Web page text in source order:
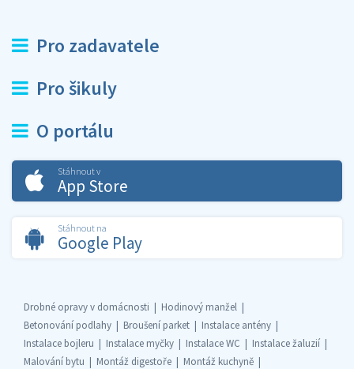
Pro zadavatele
Pro šikuly
O portálu
Stáhnout v
App Store
Stáhnout na
Google Play
Drobné opravy v domácnosti
Hodinový manžel
Betonování podlahy
Broušení parket
Instalace antény
Instalace bojleru
Instalace myčky Instalace WC
Instalace žaluzií
Malování bytu
Montáž digestoře
Montáž kuchyně